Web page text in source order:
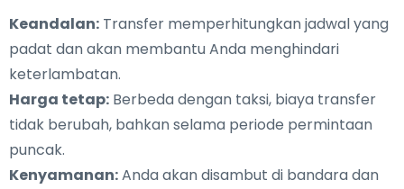
Keandalan: Transfer memperhitungkan jadwal yang
padat dan akan membantu Anda menghindari
keterlambatan.
Harga tetap: Berbeda dengan taksi, biaya transfer
tidak berubah, bahkan selama periode permintaan
puncak.
Kenyamanan:Anda akan disambut di bandara dan